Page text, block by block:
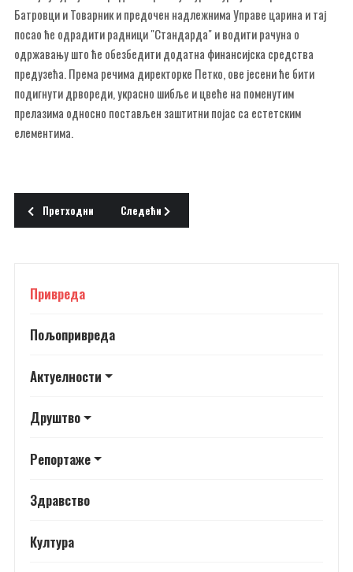
Батровци и Товарник и предочен надлежнима Управе царина и тај
посао ће одрадити радници "Стандарда" и водити рачуна о
одржавању што ће обезбедити додатна финансијска средства
предузећа. Према речима директорке Петко, ове јесени ће бити
подигнути дрвореди, украсно шибље и цвеће на поменутим
прелазима односно постављен заштитни појас са естетским
елементима.
Претходни чланак: РАДНА МЕСТА НА ШТАНДОВИМА
Претходни Следећи чланак: ПРОИЗВОДЊА ПАШТЕТЕ И
Следећи
Привреда
Пољопривреда
Актуелности
Друштво
Репортаже
Здравство
Култура